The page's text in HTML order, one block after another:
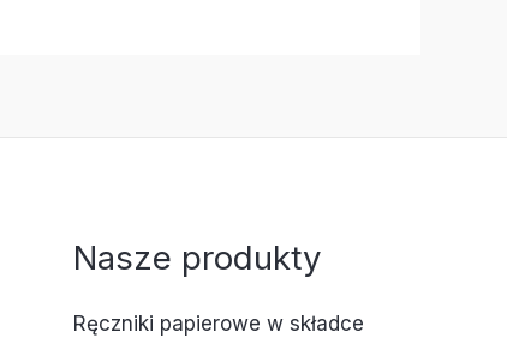
Nasze produkty
Ręczniki papierowe w składce